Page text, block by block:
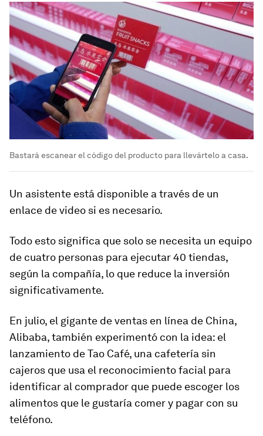
Bastará escanear el código del producto para llevártelo a casa.
Un asistente está disponible a través de un
enlace de video si es necesario.
Todo esto significa que solo se necesita un equipo
de cuatro personas para ejecutar 40 tiendas,
según la compañía, lo que reduce la inversión
significativamente.
En julio, el gigante de ventas en línea de China,
Alibaba, también experimentó con la idea: el
lanzamiento de Tao Café, una cafetería sin
cajeros que usa el reconocimiento facial para
identificar al comprador que puede escoger los
alimentos que le gustaría comer y pagar con su
teléfono.